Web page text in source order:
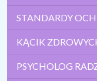
STANDARDY
KĄCIK
PSYCHOLOG